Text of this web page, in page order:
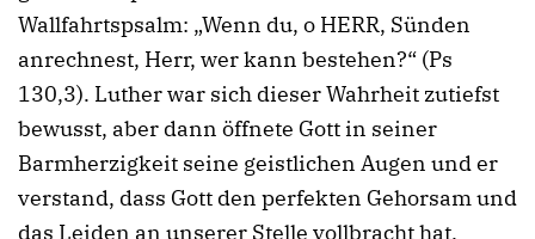
Wallfahrtspsalm: „Wenn du, o HERR, Sünden
anrechnest, Herr, wer kann bestehen?“ (Ps
130,3). Luther war sich dieser Wahrheit zutiefst
bewusst, aber dann öffnete Gott in seiner
Barmherzigkeit seine geistlichen Augen und er
verstand, dass Gott den perfekten Gehorsam und
das Leiden an unserer Stelle vollbracht hat.